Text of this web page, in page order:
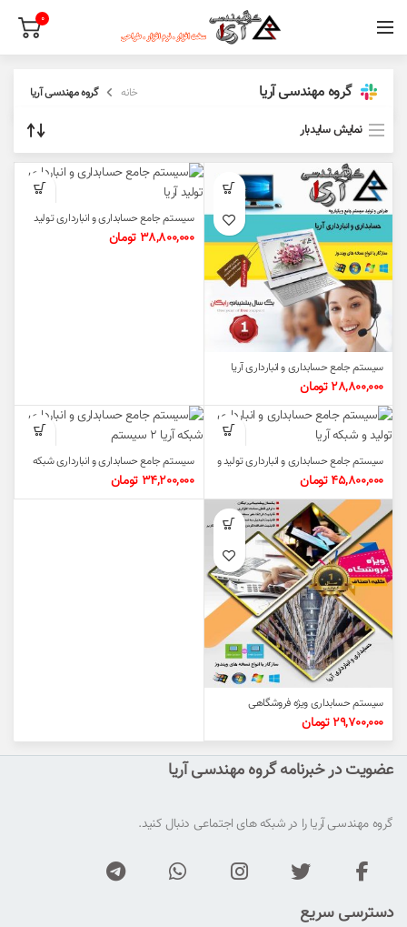
0
گروه مهندسی آریا خانه گروه مهندسی آریا
نمایش سایدبار
سیستم جامع حسابداری و انبارداری آریا
28,800,000 تومان
سیستم جامع حسابداری و انبارداری تولید
آریا
38,800,000 تومان
سیستم جامع حسابداری و انبارداری تولید و
شبکه آریا
45,800,000 تومان
سیستم جامع حسابداری و انبارداری شبکه
34,200,000 تومان
سیستم حسابداری ویژه فروشگاهی
29,700,000 تومان
عضویت در خبرنامه گروه مهندسی آریا
گروه مهندسی آریا را در شبکه های اجتماعی دنبال کنید.
دسترسی سریع